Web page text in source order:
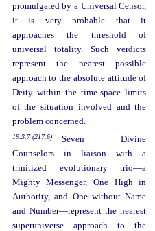
promulgated by a Universal Censor,
it is very probable that it
approaches the threshold of
universal totality. Such verdicts
represent the nearest possible
approach to the absolute attitude of
Deity within the time-space limits
of the situation involved and the
problem concerned.
19:3.7 (217.6)
Seven Divine
Counselors in liaison with a
trinitized evolutionary trio—a
Mighty Messenger, One High in
Authority, and One without Name
and Number—represent the nearest
superuniverse approach to the